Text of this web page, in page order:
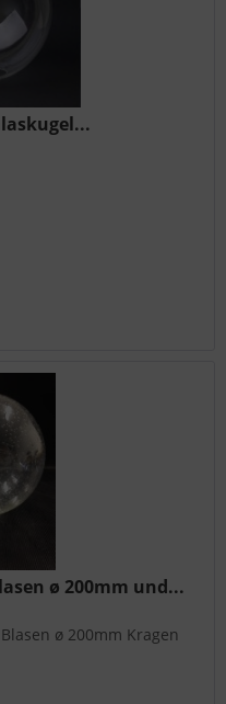
ø 200mm und...
ø 200mm Kragen